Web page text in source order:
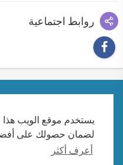
يستخدم موقع الويب هذا
لضمان حصولك على
أعرف أكثر
روابط اجتماعية
تعليمات الاستخدام